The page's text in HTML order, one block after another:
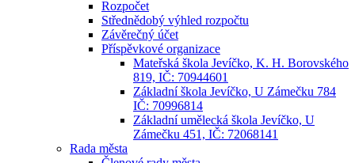
Rozpočet
Střednědobý výhled rozpočtu
Závěrečný účet
Příspěvkové organizace
Mateřská škola Jevíčko, K. H. Borovského
819, IČ: 70944601
Základní škola Jevíčko, U Zámečku 784
IČ: 70996814
Základní umělecká škola Jevíčko, U
Zámečku 451, IČ: 72068141
Rada města